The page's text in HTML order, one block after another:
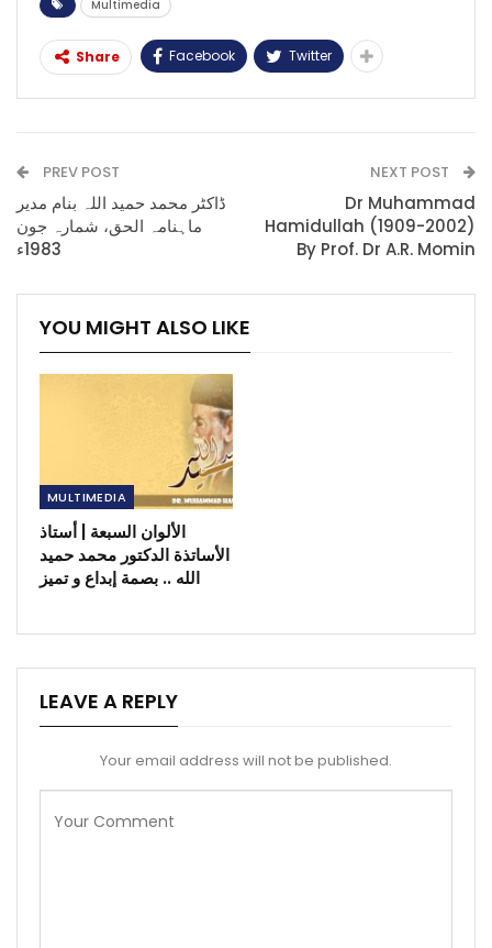
Multimedia
Share Facebook Twitter
PREV POST
ڈاکٹر محمد حمید اللہ بنام مدیر
ماہنامہ الحق، شمارہ جون
1983ء
NEXT POST
Dr Muhammad
Hamidullah (1909-2002)
By Prof. Dr A.R. Momin
YOU MIGHT ALSO LIKE
MULTIMEDIA
الألوان السبعة | أستاذ
الأساتذة الدكتور محمد حميد
الله .. بصمة إبداع و تميز
LEAVE A REPLY
Your email address will not be published.